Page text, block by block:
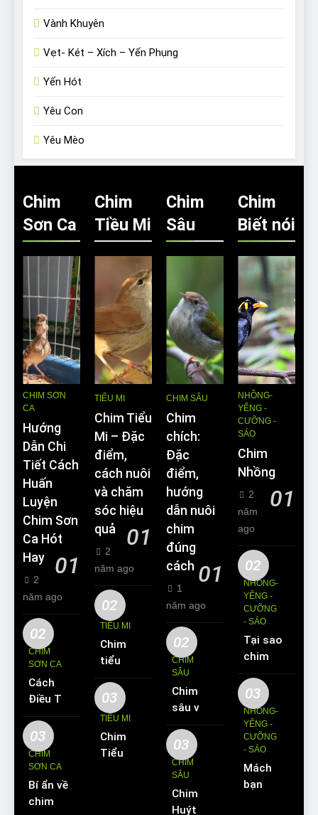
Vành Khuyên
Vẹt- Két – Xích – Yến Phụng
Yến Hót
Yêu Con
Yêu Mèo
Chim
Sơn Ca
CHIM SƠN
CA
Hướng
Dẫn Chi
Tiết Cách
Huấn
Luyện
Chim Sơn
Ca Hót
Hay
01
2
năm ago
02
CHIM
SƠN CA
Cách
Điều Trị
Hiệu
Quả
Các
Bệnh
Thường
Gặp Ở
03
CHIM
SƠN CA
Bí ẩn về
chim
Chim
Tiều Mi
TIỂU MI
Chim Tiểu
Mi – Đặc
điểm,
cách nuôi
và chăm
sóc hiệu
quả
01
2
năm ago
02
TIỂU MI
Chim
tiểu mi
ăn gì?
Kinh
nghiệm
chim
tiểu mi
03
TIỂU MI
Chim
Tiểu Mi
Chim
Sâu
CHIM SÂU
Chim
chích:
Đặc
điểm,
hướng
dẫn nuôi
chim
đúng
cách 01
1
năm ago
02
CHIM
SÂU
Chim
sâu và
những
thông
tin cơ
bản về
loài
chim
03
CHIM
SÂU
Chim
Huýt
Chim
Biết nói
NHỒNG-
YỂNG -
CƯỠNG -
SÁO
Chim
Nhồng
01
2
năm
ago
02
NHỒNG-
YỂNG -
CƯỠNG
- SÁO
Tại sao
chim
Sáo lại
được
yêu
thích
nuôi
làm thú
cưng?
03
NHỒNG-
YỂNG -
CƯỠNG
- SÁO
Mách
bạn